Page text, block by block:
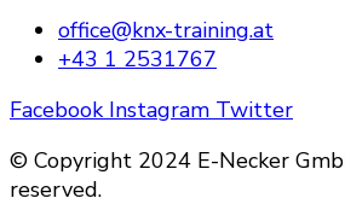
office@knx-training.at
+43 1 2531767
Facebook Instagram Twitter
© Copyright 2024 E-Necker
reserved.